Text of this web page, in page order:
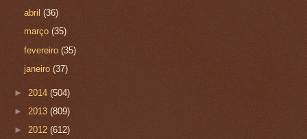
abril(36)
março(35)
fevereiro(35)
janeiro(37)
► 2014 (504)
► 2013 (809)
► 2012 (612)